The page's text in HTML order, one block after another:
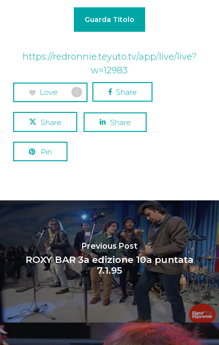
Guarda Titolo
https://redronnie.teyuto.tv/app/live/live?
w=12983
Love 0 Share
Share Share
Pin
Previous Post
ROXY BAR 3a edizione 10a puntata
7.1.95